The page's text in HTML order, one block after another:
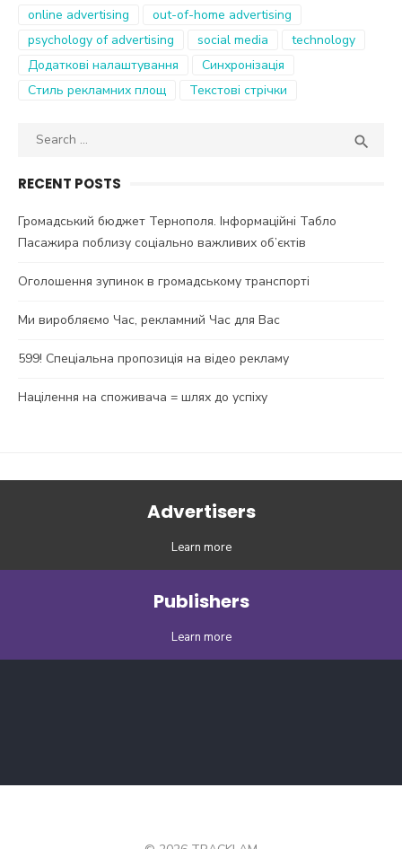
online advertising
out-of-home advertising
psychology of advertising
social media
technology
Додаткові налаштування
Синхронізація
Стиль рекламних площ
Текстові стрічки
Search

RECENT POSTS
Громадський бюджет Тернополя. Інформаційні Табло
Пасажира поблизу соціально важливих об’єктів
Оголошення зупинок в громадському транспорті
Ми виробляємо Час, рекламний Час для Вас
599! Спеціальна пропозиція на відео рекламу
Націлення на споживача = шлях до успіху
Advertisers
Learn more
Publishers
Learn more